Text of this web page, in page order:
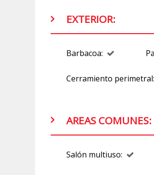
EXTERIOR:
Barbacoa:
Cerramiento perimetral:
AREAS COMUNES:
Salón multiuso: